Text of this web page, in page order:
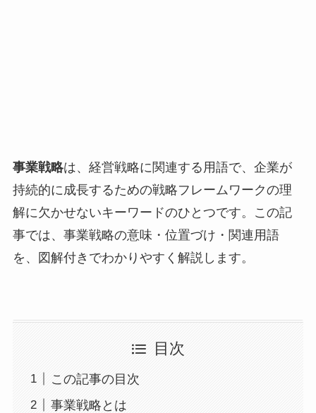
事業戦略は、経営戦略に関連する用語で、企業が
持続的に成長するための戦略フレームワークの理
解に欠かせないキーワードのひとつです。この記
事では、事業戦略の意味・位置づけ・関連用語
を、図解付きでわかりやすく解説します。
目次
この記事の目次
事業戦略とは